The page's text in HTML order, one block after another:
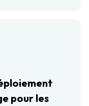
pour les